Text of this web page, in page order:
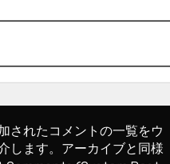
されたコメントの一覧をウ
します。アーカイブと同様